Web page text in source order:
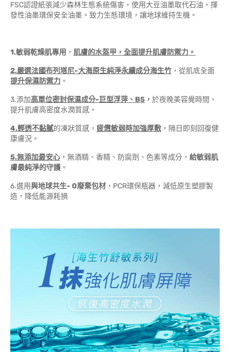
FSC認證紙張減少森林生態系統傷害，使用大豆油墨取代石油，揮
發性油墨環保安全油墨。致力生態環境，讓地球維持生機。
1.敏弱乾燥肌專用 ， 肌膚的水盔甲 ，全面提升肌膚防禦力。
2.嚴選法國布列塔尼-大海原生純淨永續成分海生竹 ，從肌底全面
提升保濕防禦力 。
3.添加高單位密封保濕成分-巨型浮萍、B5 ， 於夜晚美容覺時間，
提升肌膚高密度水潤質感。
4.輕透不黏膩的凍狀質感， 疲憊敏弱時加強厚敷 ，隔日即刻回復健
康膚況。
5.無添加最安心 ，無酒精、香精、防腐劑、色素等成分， 給敏弱肌
膚最純淨的守護 。
6.選用與地球共生- 0廢棄包材 ，PCR環保瓶器，減低原生塑膠製
造，降低能源耗損